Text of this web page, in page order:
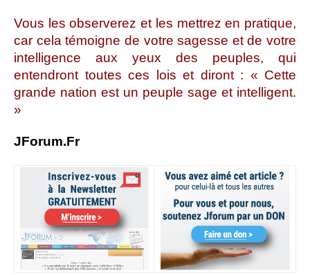
Vous les observerez et les mettrez en pratique,
car cela témoigne de votre sagesse et de votre
intelligence aux yeux des peuples, qui
entendront toutes ces lois et diront : « Cette
grande nation est un peuple sage et intelligent.
»
JForum.Fr